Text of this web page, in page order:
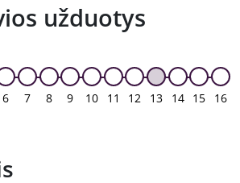
užduotys
6 7 8 9 10 11 12 13 14 15 16